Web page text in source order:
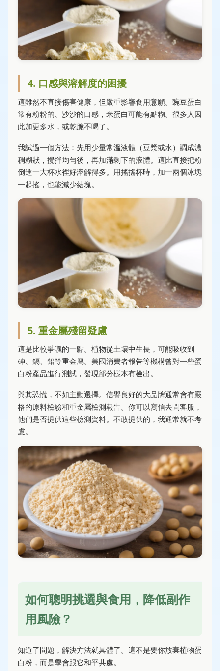
4. 口感與溶解度的困擾
這雖然不直接傷害健康，但嚴重影響食用意願。豌豆蛋白
常有粉粉的、沙沙的口感，米蛋白可能有點糊。很多人因
此加更多水，或乾脆不喝了。
我試過一個方法：先用少量常溫液體（豆漿或水）調成濃
稠糊狀，攪拌均勻後，再加滿剩下的液體。這比直接把粉
倒進一大杯水裡好溶解得多。用搖搖杯時，加一兩個冰塊
一起搖，也能減少結塊。
5. 重金屬殘留疑慮
這是比較爭議的一點。植物從土壤中生長，可能吸收到
砷、鎘、鉛等重金屬。美國消費者報告等機構曾對一些蛋
白粉產品進行測試，發現部分樣本有檢出。
與其恐慌，不如主動選擇。信譽良好的大品牌通常會有嚴
格的原料檢驗和重金屬檢測報告。你可以寫信去問客服，
他們是否提供這些檢測資料。不敢提供的，我通常就不考
慮。
如何聰明挑選與食用，降低副作
用風險？
知道了問題，解決方法就具體了。這不是要你放棄植物蛋
白粉，而是學會跟它和平共處。